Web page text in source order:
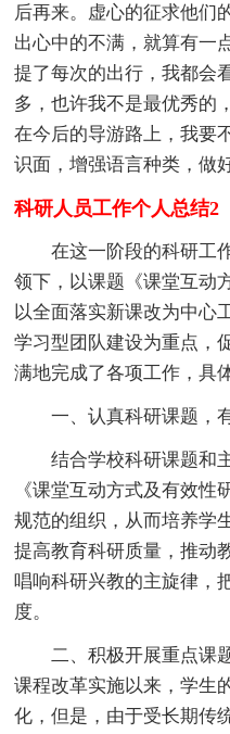
后再来。虚心的征求他们
出心中的不满，就算有一
提了每次的出行，我都会
多，也许我不是最优秀的
在今后的导游路上，我要
识面，增强语言种类，做
科研人员工作个人总结2
在这一阶段的科研工作
领下，以课题《课堂互动
以全面落实新课改为中心
学习型团队建设为重点，
满地完成了各项工作，具
一、认真科研课题，
结合学校科研课题和主
《课堂互动方式及有效性
规范的组织，从而培养学
提高教育科研质量，推动
唱响科研兴教的主旋律，
度。
二、积极开展重点课题
课程改革实施以来，学生
化，但是，由于受长期传